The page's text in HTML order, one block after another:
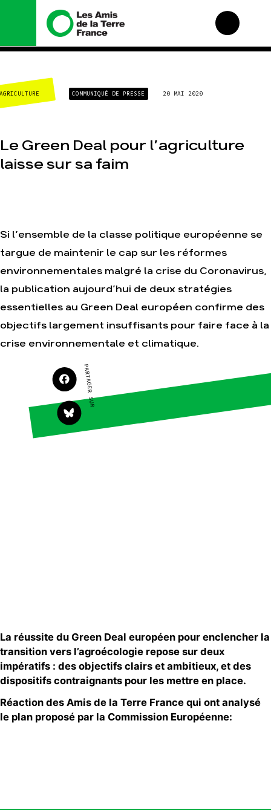
Nous connaître
Histoire
Valeurs
Équipes et
Je soutiens les Amis de
Total, rendez-vous au
Mode : une tendance
destructrice
Agir
Faire un don
S'engager sur le
terrain
Agir au quotidien
campagnes
Transmettre tout ou
partie de son
patrimoine
Télécharger
gratuitement les
guides éco-citoyens
Nos thématiques
Climat – Énergie
Surproduction
Forêts
AGRICULTURE COMMUNIQUÉ DE PRESSE 20 MAI 2020
Le Green Deal pour l’agriculture
laisse sur sa faim
Si l’ensemble de la classe politique européenne se
targue de maintenir le cap sur les réformes
environnementales malgré la crise du Coronavirus,
la publication aujourd’hui de deux stratégies
essentielles au Green Deal européen confirme des
objectifs largement insuffisants pour faire face à la
crise environnementale et climatique.
PARTAGER SUR
La réussite du Green Deal européen pour enclencher la
transition vers l’agroécologie repose sur deux
impératifs : des objectifs clairs et ambitieux, et des
dispositifs contraignants pour les mettre en place.
Réaction des Amis de la Terre France qui ont analysé
le plan proposé par la Commission Européenne: